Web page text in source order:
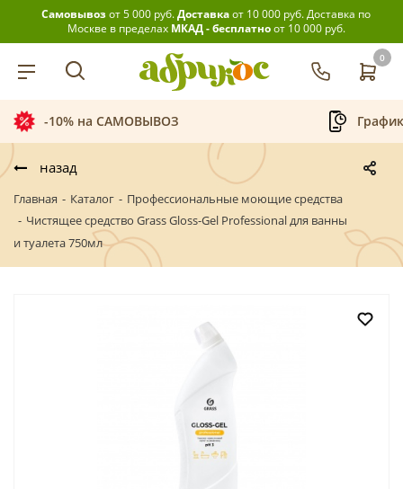
Самовывозот 5 000 руб.Доставкаот 10 000 руб.Доставка по
Москве в пределах МКАД - бесплатноот 10 000 руб.
0
-10% на САМОВЫВОЗ
назад
Главная - Каталог - Профессиональные моющие средства
- Чистящее средство Grass Gloss-Gel Professional для ванны
и туалета 750мл